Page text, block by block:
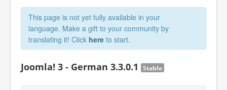
This page is not yet fully available in your
language. Make a gift to your community by
translating it! Click here to start.
Joomla! 3 - German 3.3.0.1 Stable